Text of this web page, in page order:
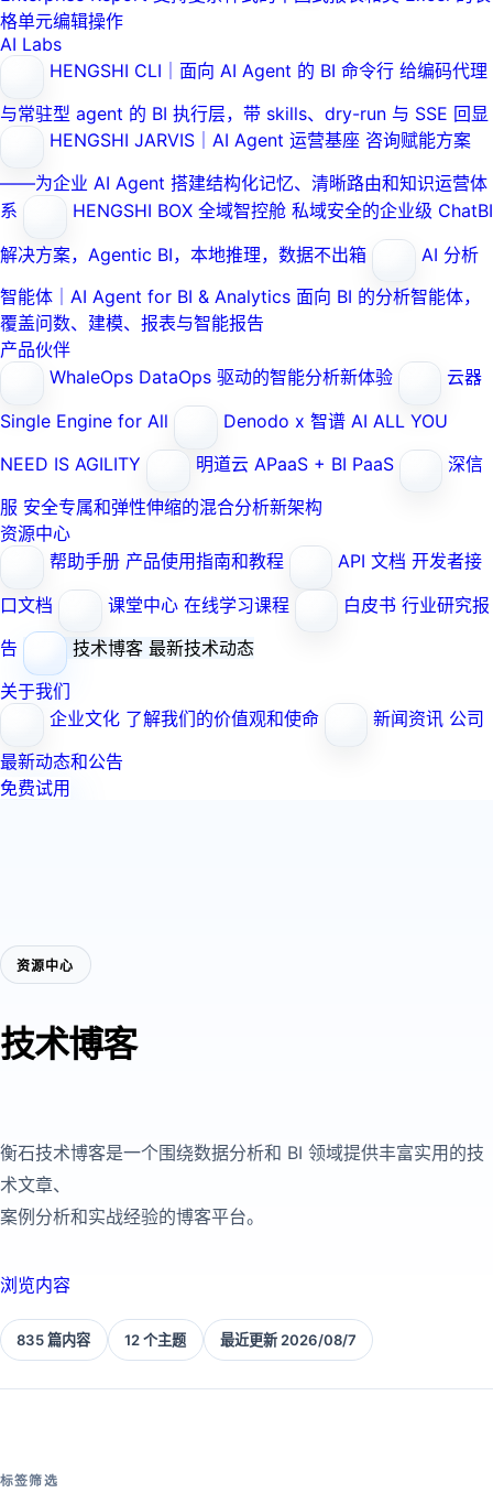
格单元编辑操作
AI Labs
HENGSHI CLI｜面向 AI Agent 的 BI 命令行 给编码代理
与常驻型 agent 的 BI 执行层，带 skills、dry-run 与 SSE 回显
HENGSHI JARVIS｜AI Agent 运营基座 咨询赋能方案
——为企业 AI Agent 搭建结构化记忆、清晰路由和知识运营体
系
HENGSHI BOX 全域智控舱 私域安全的企业级 ChatBI
解决方案，Agentic BI，本地推理，数据不出箱
AI 分析
智能体｜AI Agent for BI & Analytics 面向 BI 的分析智能体，
覆盖问数、建模、报表与智能报告
产品伙伴
WhaleOps DataOps 驱动的智能分析新体验
云器
Single Engine for All
Denodo x 智谱 AI ALL YOU
NEED IS AGILITY
明道云 APaaS + BI PaaS
深信
服 安全专属和弹性伸缩的混合分析新架构
资源中心
帮助手册 产品使用指南和教程 API 文档 开发者接
口文档
课堂中心 在线学习课程 白皮书 行业研究报
告
技术博客 最新技术动态
关于我们
企业文化 了解我们的价值观和使命 新闻资讯 公司
最新动态和公告
免费试用
资源中心
技术博客
衡石技术博客是一个围绕数据分析和 BI 领域提供丰富实用的技
术文章、
案例分析和实战经验的博客平台。
浏览内容
835 篇内容 12 个主题 最近更新 2026/08/7
标签筛选